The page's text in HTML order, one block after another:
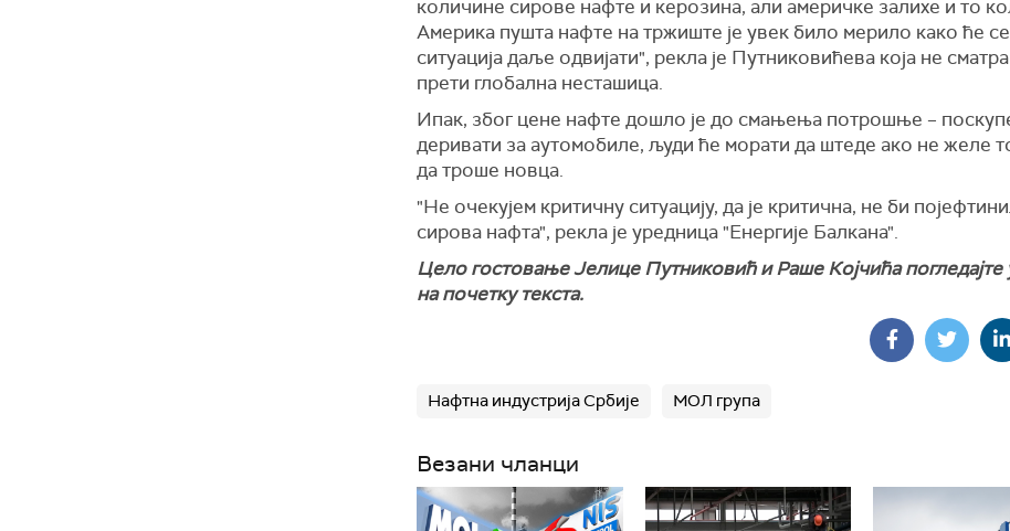
количине сирове нафте и керозина, али америчке залихе и то
Америка пушта нафте на тржиште је увек било мерило како ће се
ситуација даље одвијати", рекла је Путниковићева која не
прети глобална несташица.
Ипак, због цене нафте дошло је до смањења потрошње –
деривати за аутомобиле, људи ће морати да штеде ако не желе
да троше новца.
"Не очекујем критичну ситуацију, да је критична, не би
сирова нафта", рекла је уредница "Енергије Балкана".
Цело гостовање Јелице Путниковић и Раше Којчића погледајте
на почетку текста.
Нафтна индустрија Србије МОЛ група
Везани чланци